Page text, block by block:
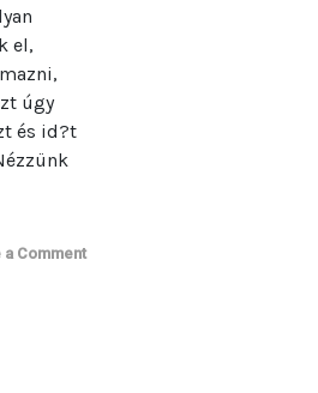
el,
úgy
és id?t
a Comment